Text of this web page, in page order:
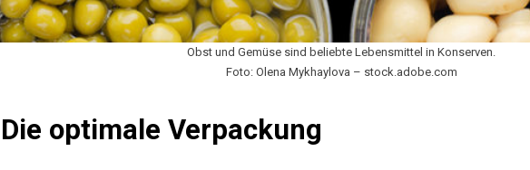
Obst und Gemüse sind beliebte Lebensmittel in Konserven.
Foto: Olena Mykhaylova – stock.adobe.com
Die optimale Verpackung